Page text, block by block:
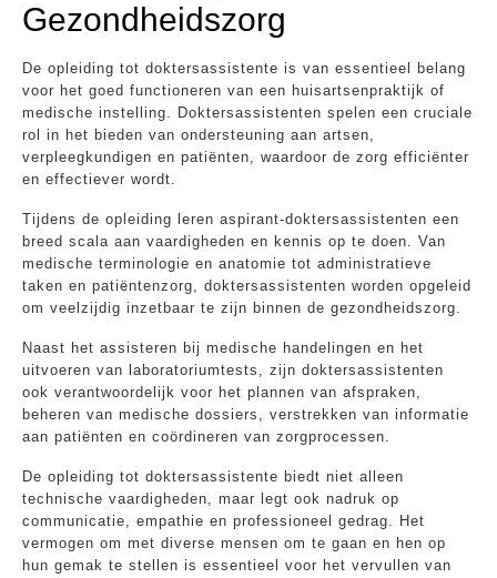
Gezondheidszorg
De opleiding tot doktersassistente is van essentieel belang
voor het goed functioneren van een huisartsenpraktijk of
medische instelling. Doktersassistenten spelen een cruciale
rol in het bieden van ondersteuning aan artsen,
verpleegkundigen en patiënten, waardoor de zorg efficiënter
en effectiever wordt.
Tijdens de opleiding leren aspirant-doktersassistenten een
breed scala aan vaardigheden en kennis op te doen. Van
medische terminologie en anatomie tot administratieve
taken en patiëntenzorg, doktersassistenten worden opgeleid
om veelzijdig inzetbaar te zijn binnen de gezondheidszorg.
Naast het assisteren bij medische handelingen en het
uitvoeren van laboratoriumtests, zijn doktersassistenten
ook verantwoordelijk voor het plannen van afspraken,
beheren van medische dossiers, verstrekken van informatie
aan patiënten en coördineren van zorgprocessen.
De opleiding tot doktersassistente biedt niet alleen
technische vaardigheden, maar legt ook nadruk op
communicatie, empathie en professioneel gedrag. Het
vermogen om met diverse mensen om te gaan en hen op
hun gemak te stellen is essentieel voor het vervullen van